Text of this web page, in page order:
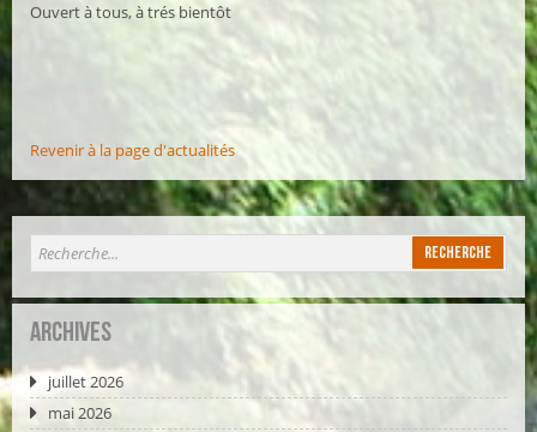
Ouvert à tous, à trés bientôt
Revenir à la page d'actualités
Archives
juillet 2026
mai 2026